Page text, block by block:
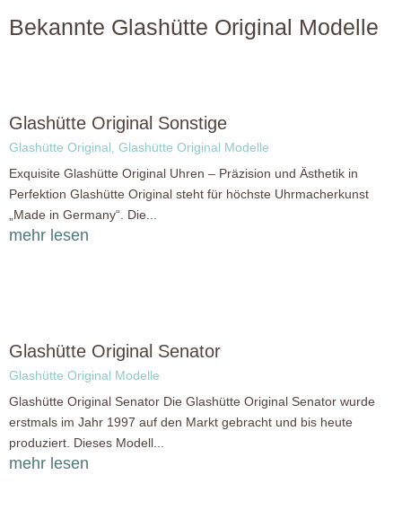
Bekannte Glashütte Original Modelle
Glashütte Original Sonstige
Glashütte Original Glashütte Original Modelle
Exquisite Glashütte Original Uhren – Präzision und Ästhetik in
Perfektion Glashütte Original steht für höchste Uhrmacherkunst
„Made in Germany“. Die...
mehr lesen
Glashütte Original Senator
Glashütte Original Modelle
Glashütte Original Senator Die Glashütte Original Senator wurde
erstmals im Jahr 1997 auf den Markt gebracht und bis heute
produziert. Dieses Modell...
mehr lesen